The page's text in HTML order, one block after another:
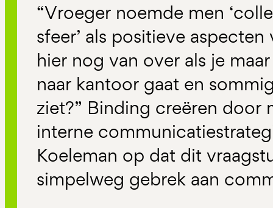
“Vroeger noemde men
sfeer’ als positieve
hier nog van over als je
naar kantoor gaat en
ziet?” Binding creëren door
interne
Koeleman op dat dit
simpelweg gebrek aan